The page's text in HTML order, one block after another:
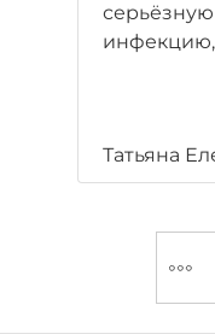
Татьяна